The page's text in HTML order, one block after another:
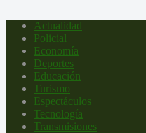
Actualidad
Policial
Economía
Deportes
Educación
Turismo
Espectáculos
Tecnología
Transmisiones